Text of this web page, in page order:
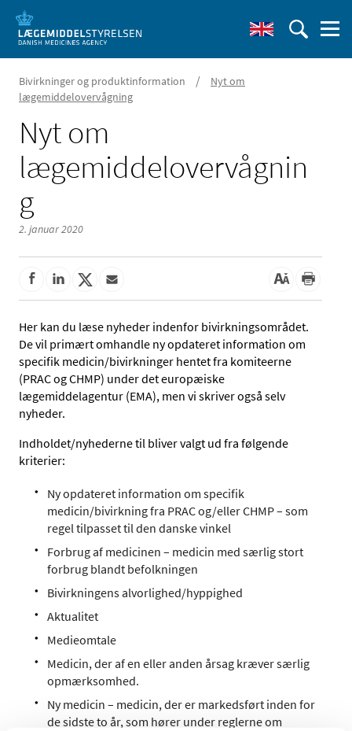
Bivirkninger og produktinformation /
Nyt om
lægemiddelovervågning
Nyt om
lægemiddelovervågnin
g
2. januar 2020
Her kan du læse nyheder indenfor bivirkningsområdet.
De vil primært omhandle ny opdateret information om
specifik medicin/bivirkninger hentet fra komiteerne
(PRAC og CHMP) under det europæiske
lægemiddelagentur (EMA), men vi skriver også selv
nyheder.
Indholdet/nyhederne til bliver valgt ud fra følgende
kriterier:
Ny opdateret information om specifik
medicin/bivirkning fra PRAC og/eller CHMP – som
regel tilpasset til den danske vinkel
Forbrug af medicinen – medicin med særlig stort
forbrug blandt befolkningen
Bivirkningens alvorlighed/hyppighed
Aktualitet
Medieomtale
Medicin, der af en eller anden årsag kræver særlig
opmærksomhed.
Ny medicin – medicin, der er markedsført inden for
de sidste to år, som hører under reglerne om